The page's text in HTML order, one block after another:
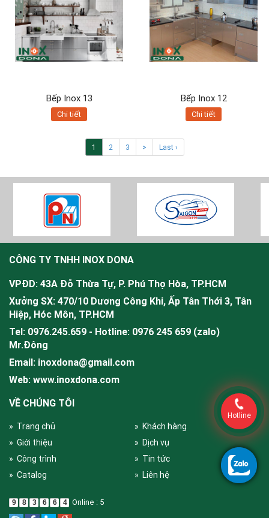
Bếp Inox 13
Chi tiết
Bếp Inox 12
Chi tiết
1 2 3 > Last ›
CÔNG TY TNHH INOX DONA
VPĐD: 43A Đỗ Thừa Tự, P. Phú Thọ Hòa, TP.HCM
Xưởng SX: 470/10 Dương Công Khi, Ấp Tân Thới 3, Tân
Hiệp, Hóc Môn, TP.HCM
Tel: 0976.245.659 - Hotline: 0976 245 659 (zalo)
Mr.Đông
Email: inoxdona@gmail.com
Web: www.inoxdona.com
VỀ CHÚNG TÔI
» Trang chủ
» Khách hàng
» Giới thiệu
» Dịch vụ
» Công trình
» Tin tức
» Catalog
» Liên hệ
9 8 3 6 6 4 Online : 5
Hotline